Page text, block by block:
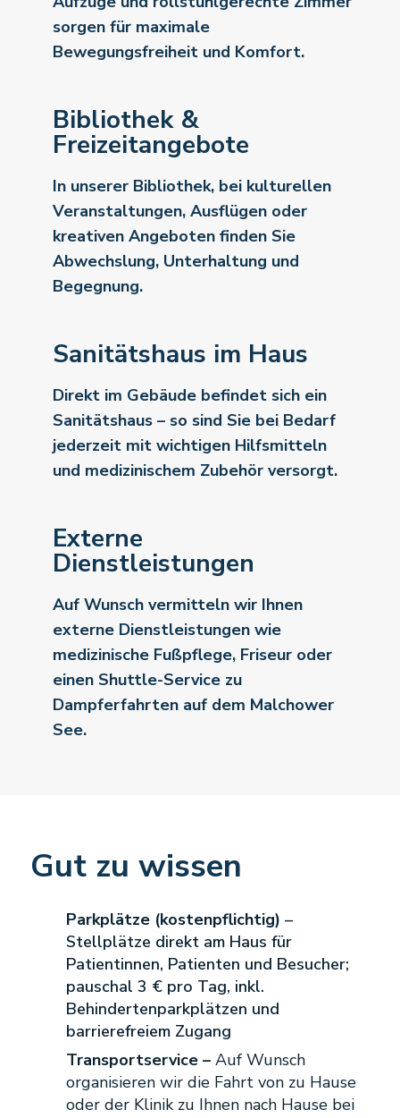
sorgen für maximale
Bewegungsfreiheit und Komfort.
Bibliothek &
Freizeitangebote
In unserer Bibliothek, bei kulturellen
Veranstaltungen, Ausflügen oder
kreativen Angeboten finden Sie
Abwechslung, Unterhaltung und
Begegnung.
Sanitätshaus im Haus
Direkt im Gebäude befindet sich ein
Sanitätshaus – so sind Sie bei Bedarf
jederzeit mit wichtigen Hilfsmitteln
und medizinischem Zubehör versorgt.
Externe
Dienstleistungen
Auf Wunsch vermitteln wir Ihnen
externe Dienstleistungen wie
medizinische Fußpflege, Friseur oder
einen Shuttle-Service zu
Dampferfahrten auf dem Malchower
See.
Gut zu wissen
Parkplätze (kostenpflichtig) –
Stellplätze direkt am Haus für
Patientinnen, Patienten und Besucher;
pauschal 3 € pro Tag, inkl.
Behindertenparkplätzen und
barrierefreiem Zugang
Transportservice –Auf Wunsch
organisieren wir die Fahrt von zu Hause
oder der Klinik zu Ihnen nach Hause bei